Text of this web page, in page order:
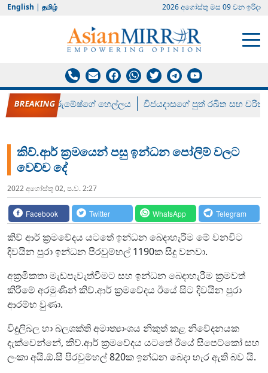
English | தமிழ் 2026 අගෝස්‍තු මස 09 වන ඉරිදා
රන් ගෙනා රුමේෂ්ගේ හෙල්ලය විජයදාසගේ පුත් රඛිත සහ චරිත්
කිව්.ආර් ක්‍රමයෙන් පසු ඉන්ධන පෝලිම් වලට
වෙච්ච දේ
2022 අගෝස්‍තු 02, ප.ව. 2:27
Facebook Twitter WhatsApp Telegram
කිව් ආර් ක්‍රමවේදය යටතේ ඉන්ධන බෙදාහැරීම මේ වනවිට
දිවයින පුරා ඉන්ධන පිරවුම්හල් 1190ක සිදු වනවා.
අක්‍රමිකතා මැඩපැවැත්වීමට සහ ඉන්ධන බෙදාහැරීම ක්‍රමවත්
කිරීමේ අරමුණින් කිව්.ආර් ක්‍රමවේදය ඊයේ සිට දිවයින පුරා
ආරම්භ වුණා.
විදුලිබල හා බලශක්ති අමාත්‍යාංශය නිකුත් කළ නිවේදනයක
දැක්වෙන්නේ, කිව්.ආර් ක්‍රමවේදය යටතේ ඊයේ සිපෙට්කෝ සහ
ලංකා අයි.ඕ.සී පිරවුම්හල් 820ක ඉන්ධන බෙදා හැර ඇති බව යි.